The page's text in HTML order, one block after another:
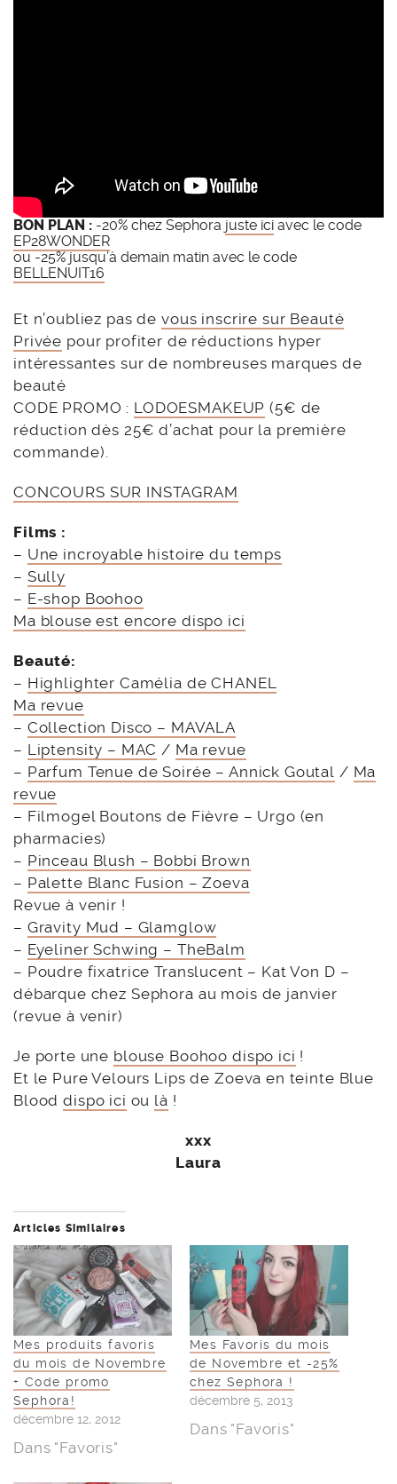
BON PLAN : -20% chez Sephora juste ici avec le code
EP28WONDER
ou -25% jusqu’à demain matin avec le code
BELLENUIT16
Et n’oubliez pas devous inscrire sur Beauté
Privée pour profiter de réductions hyper
intéressantes sur de nombreuses marques de
beauté
CODE PROMO : LODOESMAKEUP (5€ de
réduction dès 25€ d’achat pour la première
commande).
CONCOURS SUR INSTAGRAM
Films :
– Une incroyable histoire du temps
– Sully
– E-shop Boohoo
Ma blouse est encore dispo ici
Beauté:
– Highlighter Camélia de CHANEL
Ma revue
– Collection Disco – MAVALA
– Liptensity – MAC / Ma revue
– Parfum Tenue de Soirée – Annick Goutal / Ma
revue
– Filmogel Boutons de Fièvre – Urgo (en
pharmacies)
– Pinceau Blush – Bobbi Brown
– Palette Blanc Fusion – Zoeva
Revue à venir !
– Gravity Mud – Glamglow
– Eyeliner Schwing – TheBalm
– Poudre fixatrice Translucent – Kat Von D –
débarque chez Sephora au mois de janvier
(revue à venir)
Je porte une blouse Boohoo dispo ici !
Et le Pure Velours Lips de Zoeva en teinte Blue
Blooddispo ici ou là !
xxx
Laura
Articles Similaires
Mes produits favoris
du mois de Novembre
+ Code promo
Sephora!
décembre 12, 2012
Dans "Favoris"
Mes Favoris du mois
de Novembre et -25%
chez Sephora !
décembre 5, 2013
Dans "Favoris"